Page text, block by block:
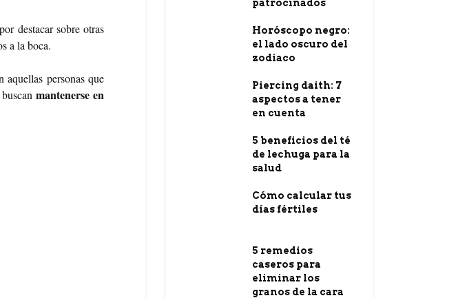
destacar sobre otras
a la boca.
personas que
buscanmantenerse en
patrocinados
Horóscopo negro:
el lado oscuro del
zodiaco
Piercing daith: 7
aspectos a tener
en cuenta
5 beneficios del té
de lechuga para la
salud
Cómo calcular tus
días fértiles
5 remedios
caseros para
eliminar los
granos de la cara